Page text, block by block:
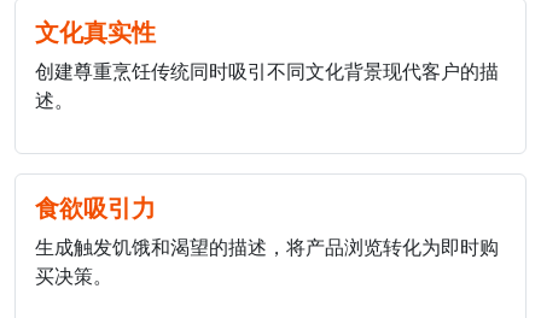
文化真实性
创建尊重烹饪传统同时吸引不同文化背景现代客户的描
述。
食欲吸引力
生成触发饥饿和渴望的描述，将产品浏览转化为即时购
买决策。